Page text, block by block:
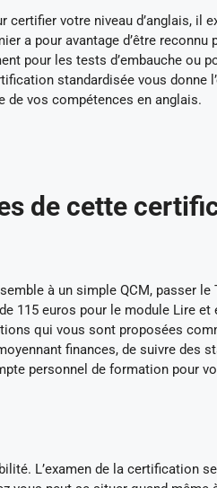
certifier votre niveau d’anglais, il
a pour avantage d’être
pour les tests d’embauche ou
standardisée vous donne
de vos compétences en anglais.
de cette
à un simple QCM, passer
115 euros pour le module Lire
qui vous sont proposées
finances, de suivre des
personnel de formation pour
L’examen de la certification